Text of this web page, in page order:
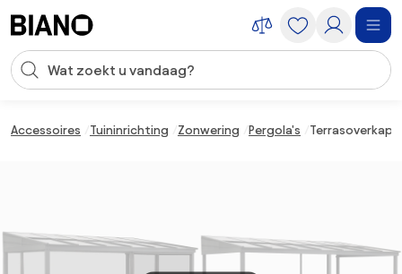
Zoekopdracht invoeren
Accessoires Tuininrichting Zonwering Pergola's